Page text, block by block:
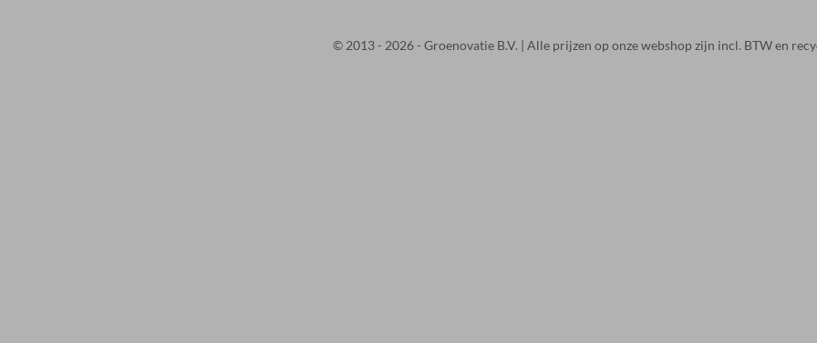
© 2013 - 2026 - Groenovatie B.V. | Alle prijzen op onze webshop zijn incl. BTW en